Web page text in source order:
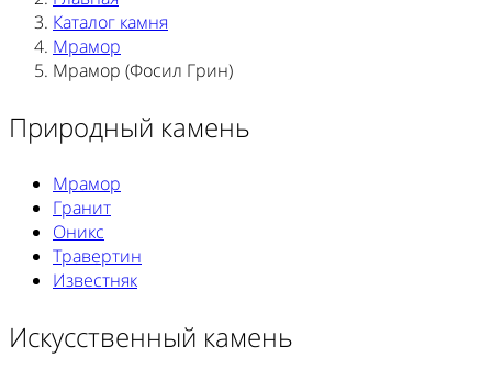
Каталог камня
Мрамор
Мрамор (Фосил Грин)
Природный камень
Мрамор
Гранит
Оникс
Травертин
Известняк
Искусственный камень